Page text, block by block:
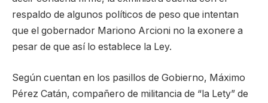
respaldo de algunos políticos de peso que intentan
que el gobernador Mariono Arcioni no la exonere a
pesar de que así lo establece la Ley.
Según cuentan en los pasillos de Gobierno, Máximo
Pérez Catán, compañero de militancia de “la Lety” de